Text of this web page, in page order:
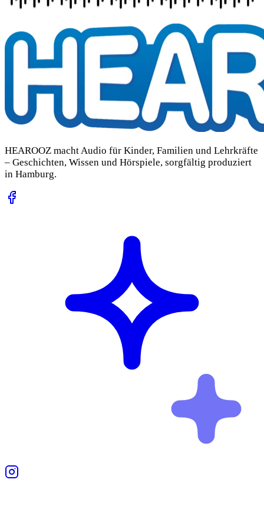
HEAROOZ macht Audio für Kinder, Familien und Lehrkräfte
– Geschichten, Wissen und Hörspiele, sorgfältig produziert
in Hamburg.